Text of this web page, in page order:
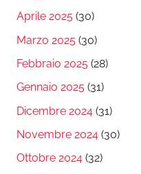
Aprile 2025 (30)
Marzo 2025 (30)
Febbraio 2025 (28)
Gennaio 2025 (31)
Dicembre 2024 (31)
Novembre 2024 (30)
Ottobre 2024 (32)